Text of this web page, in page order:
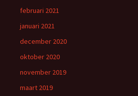
februari 2021
januari 2021
december 2020
oktober 2020
november 2019
maart 2019